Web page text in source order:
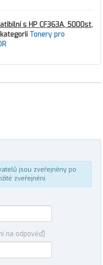
s HP CF363A, 5000st,
Tonery pro
jsou zveřejněny po
zveřejnění.
na odpověď)